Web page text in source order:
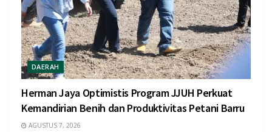
DAERAH
Herman Jaya Optimistis Program JJUH Perkuat
Kemandirian Benih dan Produktivitas Petani Barru
AGUSTUS 7, 2026